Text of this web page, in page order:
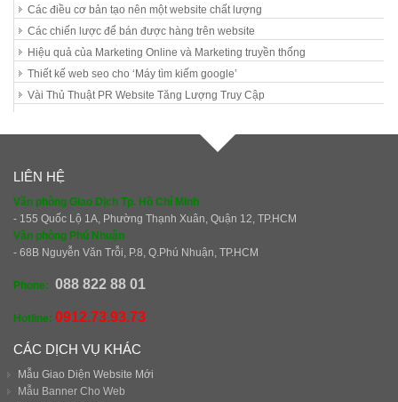
Các điều cơ bản tạo nên một website chất lượng
Các chiến lược để bán được hàng trên website
Hiệu quả của Marketing Online và Marketing truyền thống
Thiết kế web seo cho ‘Máy tìm kiếm google’
Vài Thủ Thuật PR Website Tăng Lượng Truy Cập
LIÊN HỆ
Văn phòng Giao Dịch Tp. Hồ Chí Minh
- 155 Quốc Lộ 1A, Phường Thạnh Xuân, Quận 12, TP.HCM
Văn phòng Phú Nhuận
- 68B Nguyễn Văn Trỗi, P.8, Q.Phú Nhuận, TP.HCM
Phone: 088 822 88 01
Hotline: 0912.73.93.73
CÁC DỊCH VỤ KHÁC
Mẫu Giao Diện Website Mới
Mẫu Banner Cho Web